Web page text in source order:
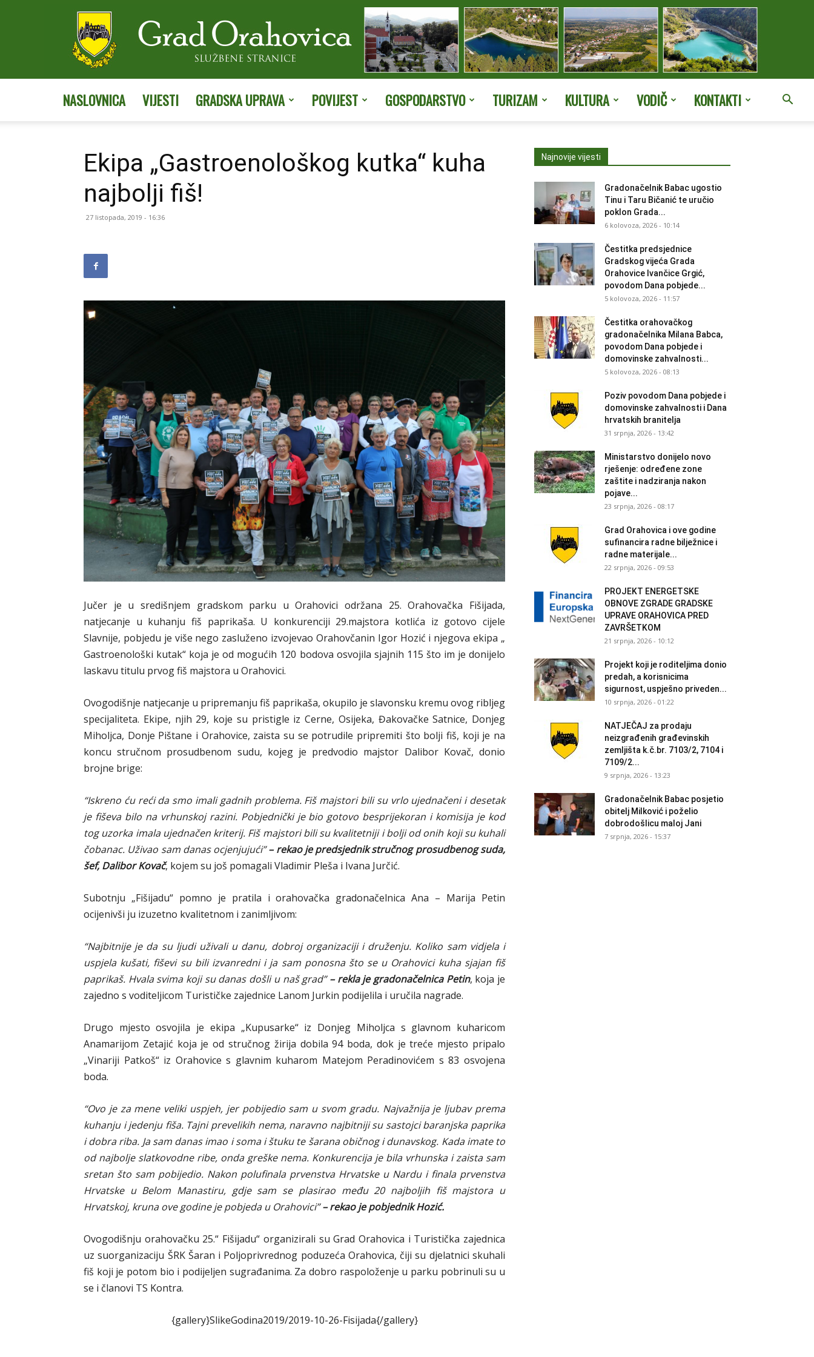
NASLOVNICA VIJESTI GRADSKA UPRAVA POVIJEST GOSPODARSTVO TURIZAM KULTURA VODIČ KONTAKTI
Ekipa „Gastroenološkog kutka“ kuha
najbolji fiš!
27 listopada, 2019 - 16:36
Jučer je u središnjem gradskom parku u Orahovici održana 25. Orahovačka Fišijada,
natjecanje u kuhanju fiš paprikaša. U konkurenciji 29.majstora kotlića iz gotovo cijele
Slavnije, pobjedu je više nego zasluženo izvojevao Orahovčanin Igor Hozić i njegova ekipa „
Gastroenološki kutak“ koja je od mogućih 120 bodova osvojila sjajnih 115 što im je donijelo
laskavu titulu prvog fiš majstora u Orahovici.
Ovogodišnje natjecanje u pripremanju fiš paprikaša, okupilo je slavonsku kremu ovog ribljeg
specijaliteta. Ekipe, njih 29, koje su pristigle iz Cerne, Osijeka, Đakovačke Satnice, Donjeg
Miholjca, Donje Pištane i Orahovice, zaista su se potrudile pripremiti što bolji fiš, koji je na
koncu stručnom prosudbenom sudu, kojeg je predvodio majstor Dalibor Kovač, donio
brojne brige:
“Iskreno ću reći da smo imali gadnih problema. Fiš majstori bili su vrlo ujednačeni i desetak
je fiševa bilo na vrhunskoj razini. Pobjednički je bio gotovo besprijekoran i komisija je kod
tog uzorka imala ujednačen kriterij. Fiš majstori bili su kvalitetniji i bolji od onih koji su kuhali
čobanac. Uživao sam danas ocjenjujući”– rekao je predsjednik stručnog prosudbenog suda,
šef, Dalibor Kovač, kojem su još pomagali Vladimir Pleša i Ivana Jurčić.
Subotnju „Fišijadu“ pomno je pratila i orahovačka gradonačelnica Ana – Marija Petin
ocijenivši ju izuzetno kvalitetnom i zanimljivom:
“Najbitnije je da su ljudi uživali u danu, dobroj organizaciji i druženju. Koliko sam vidjela i
uspjela kušati, fiševi su bili izvanredni i ja sam ponosna što se u Orahovici kuha sjajan fiš
paprikaš. Hvala svima koji su danas došli u naš grad”– rekla je gradonačelnica Petin, koja je
zajedno s voditeljicom Turističke zajednice Lanom Jurkin podijelila i uručila nagrade.
Drugo mjesto osvojila je ekipa „Kupusarke“ iz Donjeg Miholjca s glavnom kuharicom
Anamarijom Zetajić koja je od stručnog žirija dobila 94 boda, dok je treće mjesto pripalo
„Vinariji Patkoš“ iz Orahovice s glavnim kuharom Matejom Peradinovićem s 83 osvojena
boda.
“Ovo je za mene veliki uspjeh, jer pobijedio sam u svom gradu. Najvažnija je ljubav prema
kuhanju i jedenju fiša. Tajni prevelikih nema, naravno najbitniji su sastojci baranjska paprika
i dobra riba. Ja sam danas imao i soma i štuku te šarana običnog i dunavskog. Kada imate to
od najbolje slatkovodne ribe, onda greške nema. Konkurencija je bila vrhunska i zaista sam
sretan što sam pobijedio. Nakon polufinala prvenstva Hrvatske u Nardu i finala prvenstva
Hrvatske u Belom Manastiru, gdje sam se plasirao među 20 najboljih fiš majstora u
Hrvatskoj, kruna ove godine je pobjeda u Orahovici”– rekao je pobjednik Hozić.
Ovogodišnju orahovačku 25.“ Fišijadu“ organizirali su Grad Orahovica i Turistička zajednica
uz suorganizaciju ŠRK Šaran i Poljoprivrednog poduzeća Orahovica, čiji su djelatnici skuhali
fiš koji je potom bio i podijeljen sugrađanima. Za dobro raspoloženje u parku pobrinuli su u
se i članovi TS Kontra.
{gallery}SlikeGodina2019/2019-10-26-Fisijada{/gallery}
Najnovije vijesti
Gradonačelnik Babac ugostio
Tinu i Taru Bičanić te uručio
poklon Grada...
6 kolovoza, 2026 - 10:14
Čestitka predsjednice
Gradskog vijeća Grada
Orahovice Ivančice Grgić,
povodom Dana pobjede...
5 kolovoza, 2026 - 11:57
Čestitka orahovačkog
gradonačelnika Milana Babca,
povodom Dana pobjede i
domovinske zahvalnosti...
5 kolovoza, 2026 - 08:13
Poziv povodom Dana pobjede i
domovinske zahvalnosti i Dana
hrvatskih branitelja
31 srpnja, 2026 - 13:42
Ministarstvo donijelo novo
rješenje: određene zone
zaštite i nadziranja nakon
pojave...
23 srpnja, 2026 - 08:17
Grad Orahovica i ove godine
sufinancira radne bilježnice i
radne materijale...
22 srpnja, 2026 - 09:53
PROJEKT ENERGETSKE
OBNOVE ZGRADE GRADSKE
UPRAVE ORAHOVICA PRED
ZAVRŠETKOM
21 srpnja, 2026 - 10:12
Projekt koji je roditeljima donio
predah, a korisnicima
sigurnost, uspješno priveden...
10 srpnja, 2026 - 01:22
NATJEČAJ za prodaju
neizgrađenih građevinskih
zemljišta k.č.br. 7103/2, 7104 i
7109/2...
9 srpnja, 2026 - 13:23
Gradonačelnik Babac posjetio
obitelj Milković i poželio
dobrodošlicu maloj Jani
7 srpnja, 2026 - 15:37